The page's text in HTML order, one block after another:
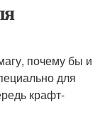
почему бы и
для
крафт-